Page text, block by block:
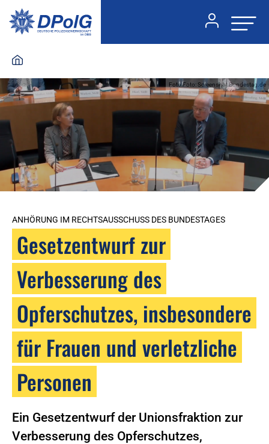
Foto:Foto: Screenshot Bundestag.de
ANHÖRUNG IM RECHTSAUSSCHUSS DES BUNDESTAGES
Gesetzentwurf zur
Verbesserung des
Opferschutzes, insbesondere
für Frauen und verletzliche
Personen
Ein Gesetzentwurf der Unionsfraktion zur
Verbesserung des Opferschutzes,